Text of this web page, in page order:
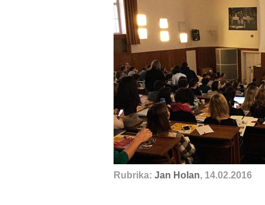
Rubrika: Jan Holan, 14.02.2016